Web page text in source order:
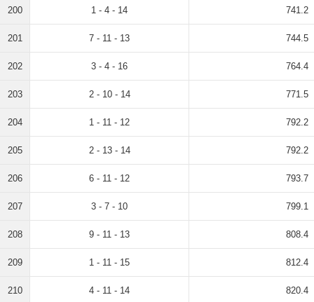
200 1 - 4 - 14 741.2
201 7 - 11 - 13 744.5
202 3 - 4 - 16 764.4
203 2 - 10 - 14 771.5
204 1 - 11 - 12 792.2
205 2 - 13 - 14 792.2
206 6 - 11 - 12 793.7
207 3 - 7 - 10 799.1
208 9 - 11 - 13 808.4
209 1 - 11 - 15 812.4
210 4 - 11 - 14 820.4